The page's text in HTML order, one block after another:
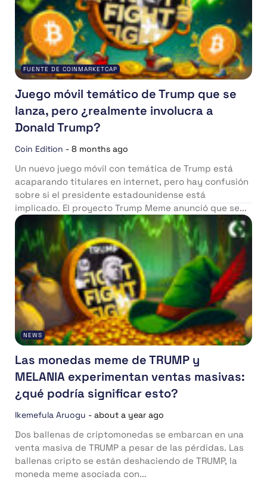
FUENTE DE COINMARKETCAP
Juego móvil temático de Trump que se
lanza, pero ¿realmente involucra a
Donald Trump?
Coin Edition - 8 months ago
Un nuevo juego móvil con temática de Trump está
acaparando titulares en internet, pero hay confusión
sobre si el presidente estadounidense está
implicado. El proyecto Trump Meme anunció que se...
NEWS
Las monedas meme de TRUMP y
MELANIA experimentan ventas masivas:
¿qué podría significar esto?
Ikemefula Aruogu - about a year ago
Dos ballenas de criptomonedas se embarcan en una
venta masiva de TRUMP a pesar de las pérdidas. Las
ballenas cripto se están deshaciendo de TRUMP, la
moneda meme asociada con...